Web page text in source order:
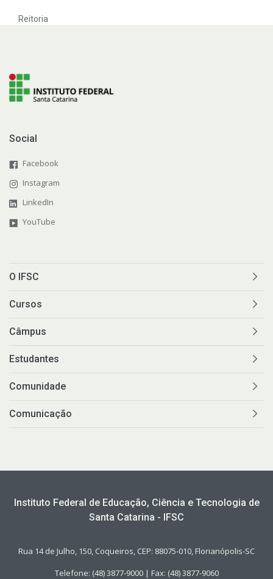
Reitoria
Social
Facebook
Instagram
LinkedIn
YouTube
O IFSC
Cursos
Câmpus
Estudantes
Comunidade
Comunicação
Instituto Federal de Educação, Ciência e Tecnologia de
Santa Catarina - IFSC
Rua 14 de Julho, 150, Coqueiros, CEP: 88075-010, Florianópolis-SC
Telefone: (48) 3877-9000 | Fax: (48) 3877-9060